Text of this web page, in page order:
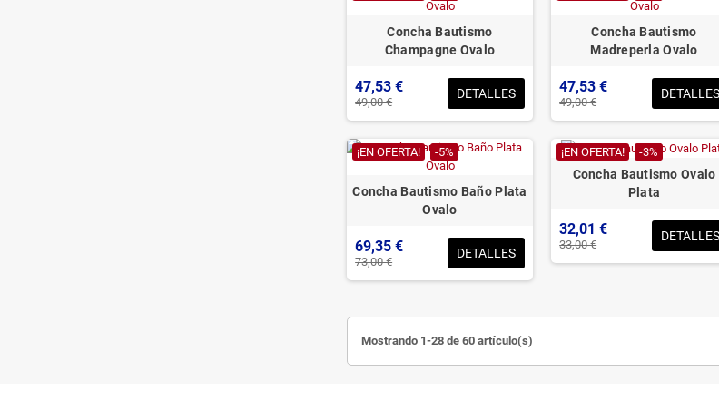
Concha Bautismo
Champagne Ovalo
47,53 €
49,00 €
DETALLES
Concha Bautismo
Madreperla Ovalo
47,53 €
49,00 €
DETALLES
¡EN OFERTA! -5%
Concha Bautismo Baño Plata
Ovalo
69,35 €
73,00 €
DETALLES
¡EN OFERTA! -3%
Concha Bautismo Ovalo
Plata
32,01 €
33,00 €
DETALLES
Mostrando 1-28 de 60 artículo(s)